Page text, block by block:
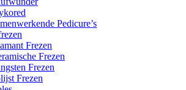
Pedicure’s
Frezen
Frezen
Frezen
Frezen